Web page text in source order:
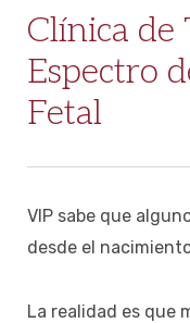
Clínica de
Espectro
Fetal
VIP sabe que
desde el
La realidad es que